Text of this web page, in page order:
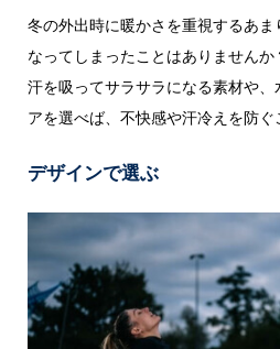
冬の外出時に暖かさを重視するあ
なってしまったことはありませんか
汗を吸ってサラサラになる素材や
アを選べば、不快感や汗冷えを防ぐ
デザインで選ぶ